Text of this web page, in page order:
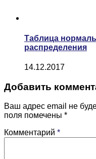
Таблица
распределения
14.12.2017
Добавить
Ваш адрес email не
поля помечены *
Комментарий *